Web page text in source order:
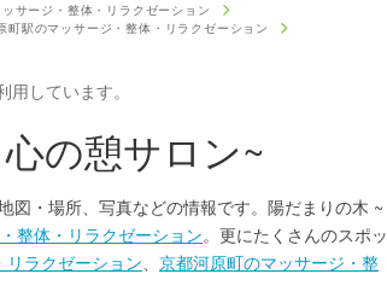
サージ・整体・リラクゼーション
町駅のマッサージ・整体・リラクゼーション
しています。
の憩サロン~
図・場所、写真などの情報です。陽だまりの木 ~
整体・リラクゼーション。更にたくさんのスポッ
ラクゼーション
京都河原町のマッサージ・整